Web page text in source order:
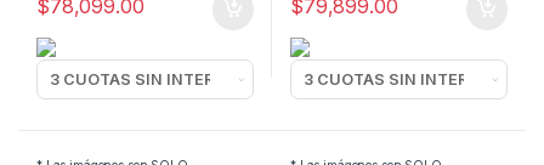
$78,099.00 $79,899.00